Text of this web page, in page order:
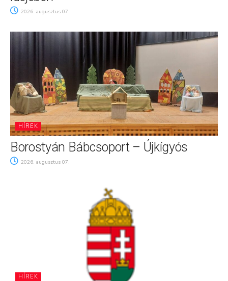
2026. augusztus 07.
HÍREK
Borostyán Bábcsoport – Újkígyós
2026. augusztus 07.
HÍREK